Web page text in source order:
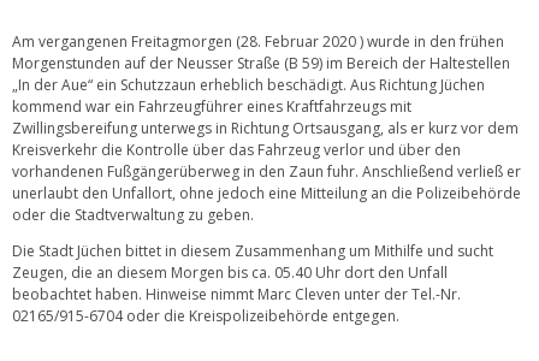
Am vergangenen Freitagmorgen (28. Februar 2020 ) wurde in den frühen
Morgenstunden auf der Neusser Straße (B 59) im Bereich der Haltestellen
„In der Aue“ ein Schutzzaun erheblich beschädigt. Aus Richtung Jüchen
kommend war ein Fahrzeugführer eines Kraftfahrzeugs mit
Zwillingsbereifung unterwegs in Richtung Ortsausgang, als er kurz vor dem
Kreisverkehr die Kontrolle über das Fahrzeug verlor und über den
vorhandenen Fußgängerüberweg in den Zaun fuhr. Anschließend verließ er
unerlaubt den Unfallort, ohne jedoch eine Mitteilung an die Polizeibehörde
oder die Stadtverwaltung zu geben.
Die Stadt Jüchen bittet in diesem Zusammenhang um Mithilfe und sucht
Zeugen, die an diesem Morgen bis ca. 05.40 Uhr dort den Unfall
beobachtet haben. Hinweise nimmt Marc Cleven unter der Tel.-Nr.
02165/915-6704 oder die Kreispolizeibehörde entgegen.